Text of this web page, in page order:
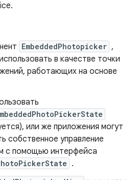
EmbeddedPhotopicker ,
в качестве точки
работающих на основе
или же приложения могут
собственное управление
с помощью интерфейса
.